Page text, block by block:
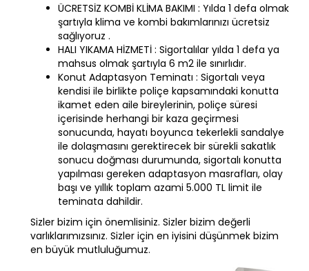
ÜCRETSİZ KOMBİ KLİMA BAKIMI : Yılda 1 defa olmak
şartıyla klima ve kombi bakımlarınızı ücretsiz
sağlıyoruz .
HALI YIKAMA HİZMETİ : Sigortalılar yılda 1 defa ya
mahsus olmak şartıyla 6 m2 ile sınırlıdır.
Konut Adaptasyon Teminatı : Sigortalı veya
kendisi ile birlikte poliçe kapsamındaki konutta
ikamet eden aile bireylerinin, poliçe süresi
içerisinde herhangi bir kaza geçirmesi
sonucunda, hayatı boyunca tekerlekli sandalye
ile dolaşmasını gerektirecek bir sürekli sakatlık
sonucu doğması durumunda, sigortalı konutta
yapılması gereken adaptasyon masrafları, olay
başı ve yıllık toplam azami 5.000 TL limit ile
teminata dahildir.
Sizler bizim için önemlisiniz. Sizler bizim değerli
varlıklarımızsınız. Sizler için en iyisini düşünmek bizim
en büyük mutluluğumuz.